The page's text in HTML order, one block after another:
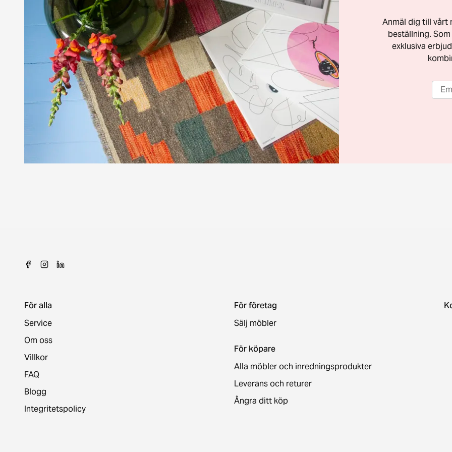
Anmäl dig till vårt
beställning.
exklusiva
För alla
Service
Om oss
Villkor
FAQ
Blogg
Integritetspolicy
För företag
Sälj möbler
För köpare
Alla möbler och inredningsprodukter
Leverans och returer
Ångra ditt köp